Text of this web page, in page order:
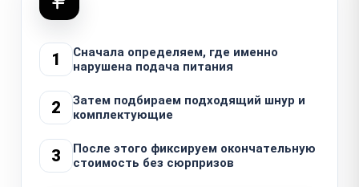
1
Сначала определяем, где именно
нарушена подача питания
2
Затем подбираем подходящий шнур и
комплектующие
3
После этого фиксируем окончательную
стоимость без сюрпризов